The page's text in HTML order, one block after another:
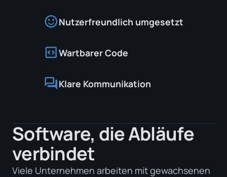
sentiment_satisfiedNutzerfreundlich umgesetzt
code_blocksWartbarer Code
forumKlare Kommunikation
Software, die Abläufe
verbindet
Viele Unternehmen arbeiten mit gewachsenen